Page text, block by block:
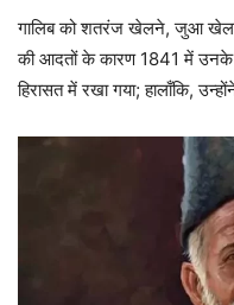
गालिब को शतरंज खेलने, जुआ
की आदतों के कारण 1841 में उनके
हिरासत में रखा गया; हालाँकि,